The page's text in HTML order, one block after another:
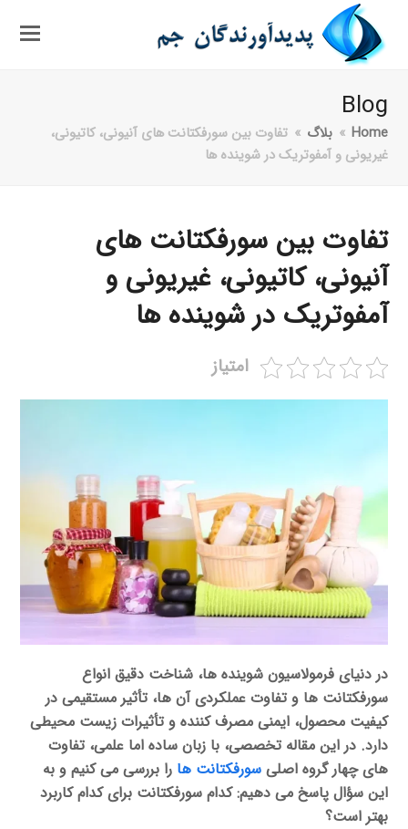
Blog
Home
» بلاگ » تفاوت بین سورفکتانت های آنیونی، کاتیونی،
غیریونی و آمفوتریک در شوینده ها
تفاوت بین سورفکتانت های
آنیونی، کاتیونی، غیریونی و
آمفوتریک در شوینده ها
امتیاز
در دنیای فرمولاسیون شوینده ها، شناخت دقیق انواع
سورفکتانت ها و تفاوت عملکردی آن ها، تأثیر مستقیمی در
کیفیت محصول، ایمنی مصرف کننده و تأثیرات زیست محیطی
دارد. در این مقاله تخصصی، با زبان ساده اما علمی، تفاوت
هایچهار گروه اصلیسورفکتانت ها را بررسی می کنیم و به
این سؤال پاسخ می دهیم:کدام سورفکتانت برای کدام کاربرد
بهتر است؟